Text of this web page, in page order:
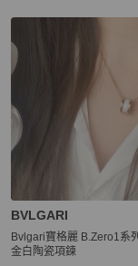
BVLGARI
Bvlgari寶格麗 B.Zero1系
金白陶瓷項鍊